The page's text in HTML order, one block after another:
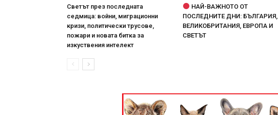
Светът през последната
седмица: войни, миграционни
кризи, политически трусове,
пожари и новата битка за
изкуствения интелект
НАЙ-ВАЖНОТО ОТ
ПОСЛЕДНИТЕ ДНИ: БЪЛГАРИЯ,
ВЕЛИКОБРИТАНИЯ, ЕВРОПА И
СВЕТЪТ